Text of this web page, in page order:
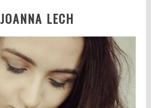
JOANNA LECH